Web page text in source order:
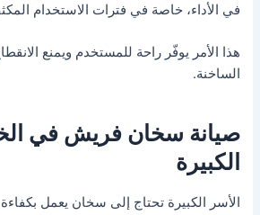
في الأداء، خاصة في فترات الاستخدام
هذا الأمر يوفّر راحة للمستخدم ويمنع
الساخنة.
صيانة سخان فريش في
الكبيرة
الأسر الكبيرة تحتاج إلى سخان يعمل بكفاءة